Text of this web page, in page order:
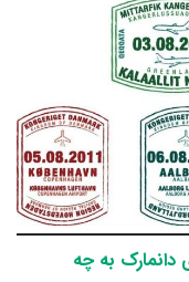
دانمارک به چه